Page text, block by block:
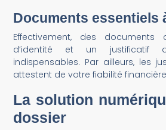
Documents essentiels
Effectivement, des
d’identité et un justificatif
indispensables. Par ailleurs, les
attestent de votre fiabilité
La solution
dossier